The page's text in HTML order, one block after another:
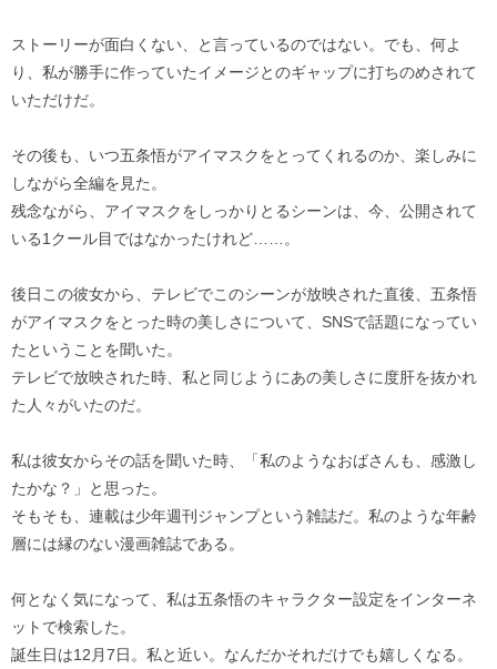
ストーリーが面白くない、と言っているのではない。でも、何よ
り、私が勝手に作っていたイメージとのギャップに打ちのめされて
いただけだ。
その後も、いつ五条悟がアイマスクをとってくれるのか、楽しみに
しながら全編を見た。
残念ながら、アイマスクをしっかりとるシーンは、今、公開されて
いる1クール目ではなかったけれど……。
後日この彼女から、テレビでこのシーンが放映された直後、五条悟
がアイマスクをとった時の美しさについて、SNSで話題になってい
たということを聞いた。
テレビで放映された時、私と同じようにあの美しさに度肝を抜かれ
た人々がいたのだ。
私は彼女からその話を聞いた時、「私のようなおばさんも、感激し
たかな？」と思った。
そもそも、連載は少年週刊ジャンプという雑誌だ。私のような年齢
層には縁のない漫画雑誌である。
何となく気になって、私は五条悟のキャラクター設定をインターネ
ットで検索した。
誕生日は12月7日。私と近い。なんだかそれだけでも嬉しくなる。